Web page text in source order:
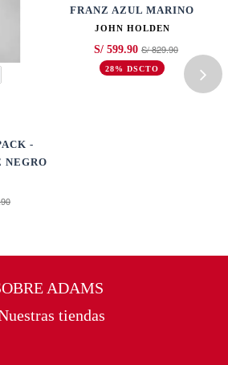
-
NEGRO
FRANZ AZUL MARINO
JOHN HOLDEN
S/ 599.90 S/ 829.90
28% DSCTO
ADAMS
tiendas